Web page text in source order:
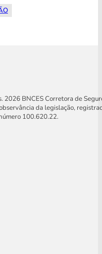
2026 BNCES Corretora de
da legislação,
100.620.22.